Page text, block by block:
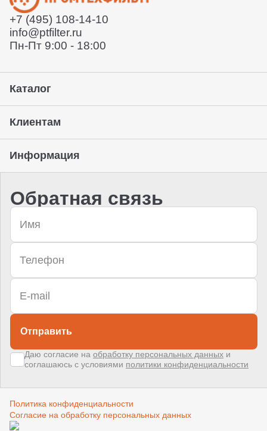
+7 (495) 108-14-10
info@ptfilter.ru
Пн-Пт 9:00 - 18:00
Каталог
Клиентам
Информация
Политика конфиденциальности
Согласие на обработку персональных данных
Обратная связь
Отправить
Даю согласие на обработку персональных данных и
соглашаюсь с условиями политики конфиденциальности